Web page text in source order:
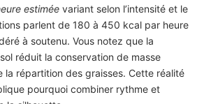
estimée variant selon l’intensité et le
parlent de 180 à 450 kcal par heure
à soutenu. Vous notez que la
réduit la conservation de masse
la répartition des graisses. Cette réalité
pourquoi combiner rythme et